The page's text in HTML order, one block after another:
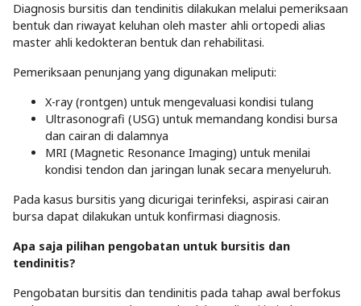
Diagnosis bursitis dan tendinitis dilakukan melalui pemeriksaan
bentuk dan riwayat keluhan oleh master ahli ortopedi alias
master ahli kedokteran bentuk dan rehabilitasi.
Pemeriksaan penunjang yang digunakan meliputi:
X-ray (rontgen) untuk mengevaluasi kondisi tulang
Ultrasonografi (USG) untuk memandang kondisi bursa
dan cairan di dalamnya
MRI (Magnetic Resonance Imaging) untuk menilai
kondisi tendon dan jaringan lunak secara menyeluruh.
Pada kasus bursitis yang dicurigai terinfeksi, aspirasi cairan
bursa dapat dilakukan untuk konfirmasi diagnosis.
Apa saja pilihan pengobatan untuk bursitis dan
tendinitis?
Pengobatan bursitis dan tendinitis pada tahap awal berfokus